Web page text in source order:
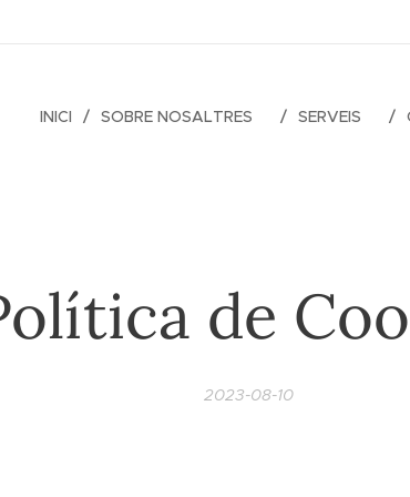
INICI SOBRE NOSALTRES SERVEIS
de
2023-08-10